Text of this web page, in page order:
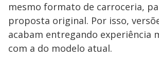
mesmo formato de carroceria,
proposta original. Por isso,
acabam entregando experiência
com a do modelo atual.